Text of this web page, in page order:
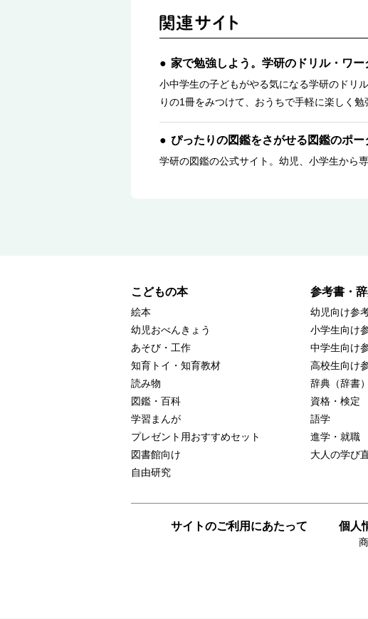
家で勉強しよう。学研のドリル・ワ
小中学生の子どもがやる気になる学研のドリ
りの1冊をみつけて、おうちで手軽に楽しく勉
ぴったりの図鑑をさがせる図鑑のポー
学研の図鑑の公式サイト。幼児、小学生から
こどもの本
絵本
幼児おべんきょう
あそび・工作
知育トイ・知育教材
読み物
図鑑・百科
学習まんが
プレゼント用おすすめセット
図書館向け
自由研究
参考書・
幼児向け参
小学生向け
中学生向け
高校生向け
辞典（辞書
資格・検定
語学
進学・就職
大人の学び
サイトのご利用にあたって 個人